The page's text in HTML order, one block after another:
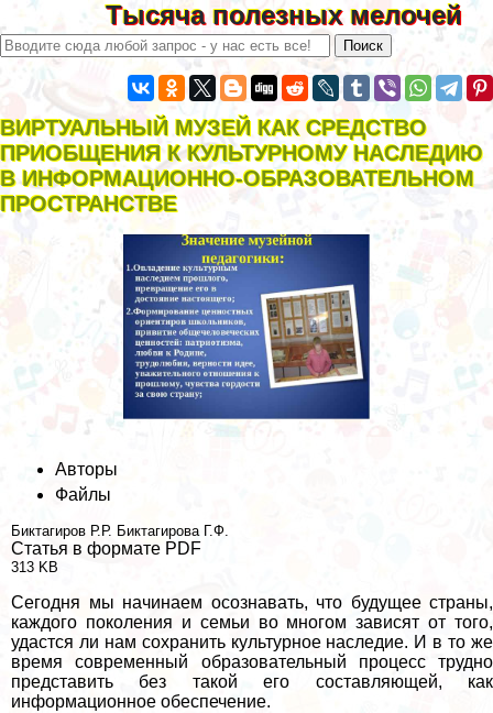
Тысяча полезных мелочей
ВИРТУАЛЬНЫЙ МУЗЕЙ КАК СРЕДСТВО
ПРИОБЩЕНИЯ К КУЛЬТУРНОМУ НАСЛЕДИЮ
В ИНФОРМАЦИОННО-ОБРАЗОВАТЕЛЬНОМ
ПРОСТРАНСТВЕ
Авторы
Файлы
Биктагиров Р.Р. Биктагирова Г.Ф.
Статья в формате PDF
313 KB
Сегодня мы начинаем осознавать, что будущее страны,
каждого поколения и семьи во многом зависят от того,
удастся ли нам сохранить культурное наследие. И в то же
время современный образовательный процесс трудно
представить без такой его составляющей, как
информационное обеспечение.